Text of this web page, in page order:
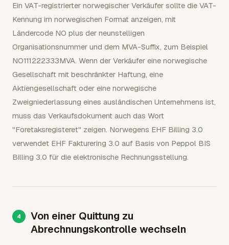
Ein VAT-registrierter norwegischer Verkäufer sollte die VAT-
Kennung im norwegischen Format anzeigen, mit
Ländercode NO plus der neunstelligen
Organisationsnummer und dem MVA-Suffix, zum Beispiel
NO111222333MVA. Wenn der Verkäufer eine norwegische
Gesellschaft mit beschränkter Haftung, eine
Aktiengesellschaft oder eine norwegische
Zweigniederlassung eines ausländischen Unternehmens ist,
muss das Verkaufsdokument auch das Wort
"Foretaksregisteret" zeigen. Norwegens EHF Billing 3.0
verwendet EHF Fakturering 3.0 auf Basis von Peppol BIS
Billing 3.0 für die elektronische Rechnungsstellung.
Von einer Quittung zu
Abrechnungskontrolle wechseln